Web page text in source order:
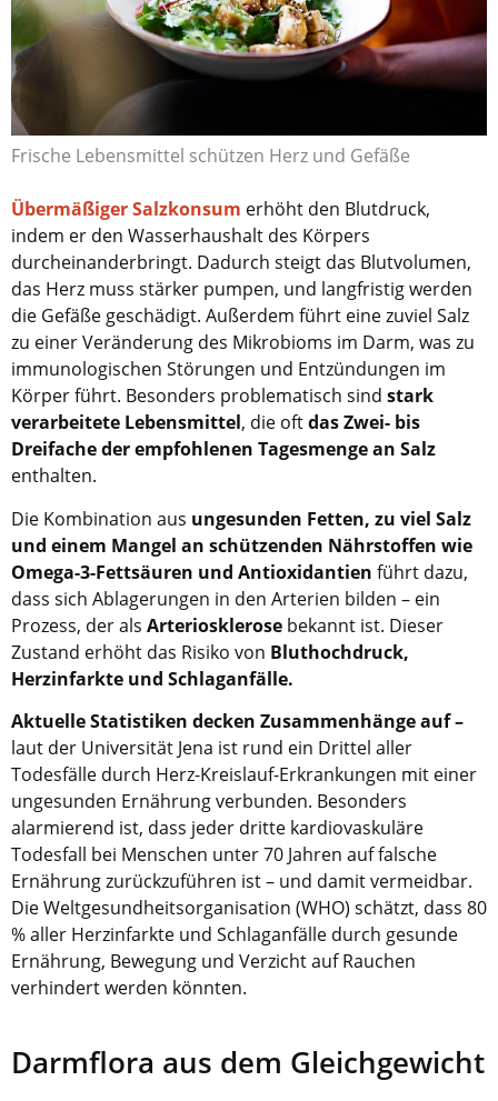
Frische Lebensmittel schützen Herz und Gefäße
Übermäßiger Salzkonsum erhöht den Blutdruck,
indem er den Wasserhaushalt des Körpers
durcheinanderbringt. Dadurch steigt das Blutvolumen,
das Herz muss stärker pumpen, und langfristig werden
die Gefäße geschädigt. Außerdem führt eine zuviel Salz
zu einer Veränderung des Mikrobioms im Darm, was zu
immunologischen Störungen und Entzündungen im
Körper führt. Besonders problematisch sind stark
verarbeitete Lebensmittel, die oftdas Zwei- bis
Dreifache der empfohlenen Tagesmenge an Salz
enthalten.
Die Kombination aus ungesunden Fetten, zu viel Salz
und einem Mangel an schützenden Nährstoffen wie
Omega-3-Fettsäuren und Antioxidantien führt dazu,
dass sich Ablagerungen in den Arterien bilden – ein
Prozess, der als Arteriosklerose bekannt ist. Dieser
Zustand erhöht das Risiko von Bluthochdruck,
Herzinfarkte und Schlaganfälle.
Aktuelle Statistiken decken Zusammenhänge auf –
laut der Universität Jena ist rund ein Drittel aller
Todesfälle durch Herz-Kreislauf-Erkrankungen mit einer
ungesunden Ernährung verbunden. Besonders
alarmierend ist, dass jeder dritte kardiovaskuläre
Todesfall bei Menschen unter 70 Jahren auf falsche
Ernährung zurückzuführen ist – und damit vermeidbar.
Die Weltgesundheitsorganisation (WHO) schätzt, dass 80
% aller Herzinfarkte und Schlaganfälle durch gesunde
Ernährung, Bewegung und Verzicht auf Rauchen
verhindert werden könnten.
Darmflora aus dem Gleichgewicht